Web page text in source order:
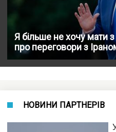
Я більше не хочу мати
про переговори з
НОВИНИ ПАРТНЕРІВ